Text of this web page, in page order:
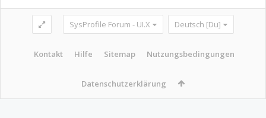
SysProfile Forum - UI.X Deutsch [Du]
Kontakt Hilfe Sitemap Nutzungsbedingungen
Datenschutzerklärung